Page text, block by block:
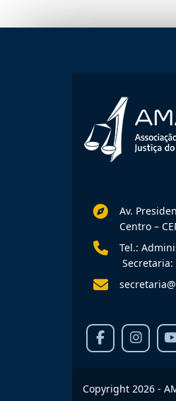
Av.
Centro –
Tel.:
Secretaria:
Copyright 2026 -